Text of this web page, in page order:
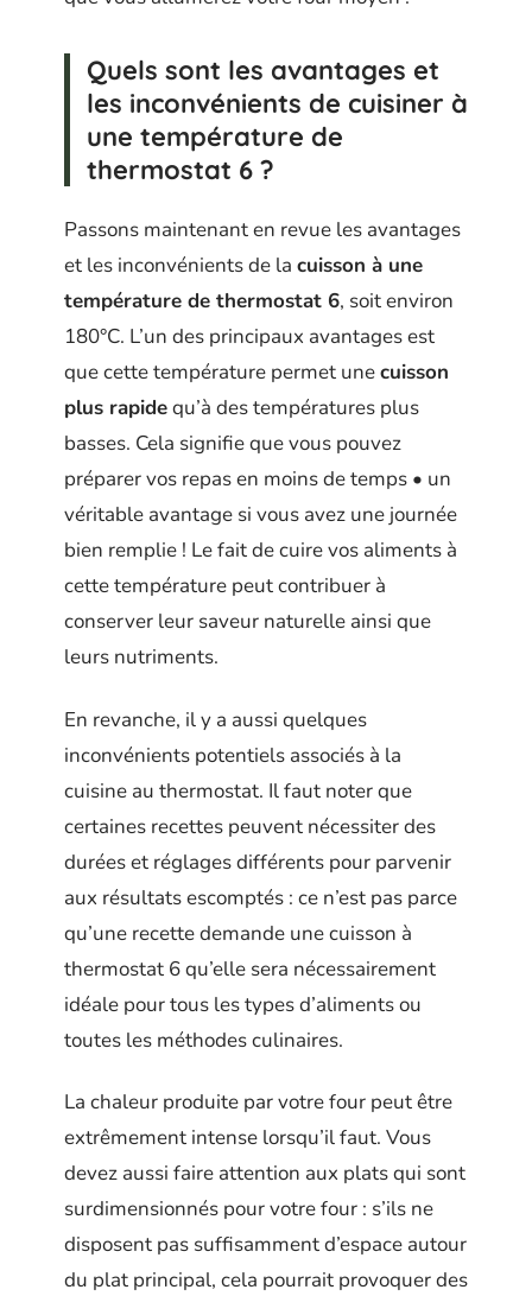
Quels sont les avantages et
les inconvénients de cuisiner à
une température de
thermostat 6 ?
Passons maintenant en revue les avantages
et les inconvénients de la cuisson à une
température de thermostat 6, soit environ
180°C. L’un des principaux avantages est
que cette température permet unecuisson
plus rapidequ’à des températures plus
basses. Cela signifie que vous pouvez
préparer vos repas en moins de temps • un
véritable avantage si vous avez une journée
bien remplie ! Le fait de cuire vos aliments à
cette température peut contribuer à
conserver leur saveur naturelle ainsi que
leurs nutriments.
En revanche, il y a aussi quelques
inconvénients potentiels associés à la
cuisine au thermostat. Il faut noter que
certaines recettes peuvent nécessiter des
durées et réglages différents pour parvenir
aux résultats escomptés : ce n’est pas parce
qu’une recette demande une cuisson à
thermostat 6 qu’elle sera nécessairement
idéale pour tous les types d’aliments ou
toutes les méthodes culinaires.
La chaleur produite par votre four peut être
extrêmement intense lorsqu’il faut. Vous
devez aussi faire attention aux plats qui sont
surdimensionnés pour votre four : s’ils ne
disposent pas suffisamment d’espace autour
du plat principal, cela pourrait provoquer des